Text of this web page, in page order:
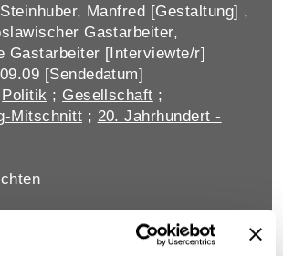
Manfred [Gestaltung] ,
Gastarbeiter,
Gastarbeiter [Interviewte/r]
[Sendedatum]
Politik ; Gesellschaft ;
Mitschnitt ; 20. Jahrhundert -